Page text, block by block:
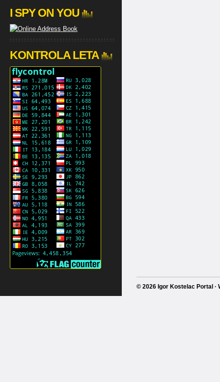
I SPY ON YOU
KONTROLA LETA
© 2026 Igor Kostelac Portal